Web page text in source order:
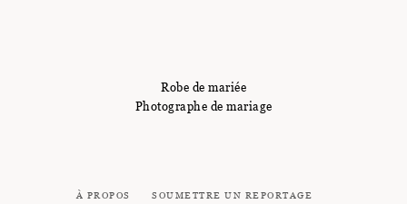
Robe de mariée
Photographe de mariage
À PROPOS
SOUMETTRE UN REPORTAGE